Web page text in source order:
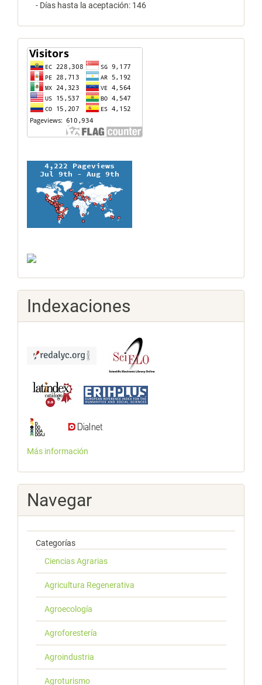
- Días hasta la aceptación: 146
contador
Indexaciones
Más información
Navegar
Categorías
Ciencias Agrarias
Agricultura Regenerativa
Agroecología
Agroforestería
Agroindustria
Agroturismo